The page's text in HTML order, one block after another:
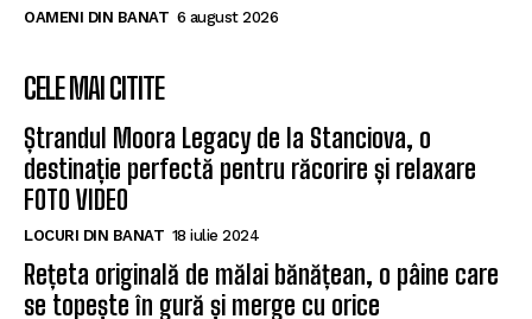
OAMENI DIN BANAT 6 august 2026
CELE MAI CITITE
Ștrandul Moora Legacy de la Stanciova, o
destinație perfectă pentru răcorire și relaxare
FOTO VIDEO
LOCURI DIN BANAT 18 iulie 2024
Rețeta originală de mălai bănățean, o pâine care
se topește în gură și merge cu orice